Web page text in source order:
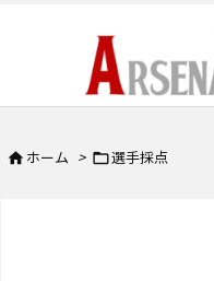
 ホーム > 選手採点